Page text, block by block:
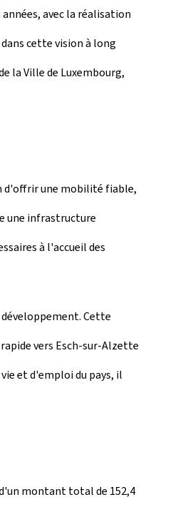
avec la réalisation
cette vision à long
la Ville de Luxembourg,
d'offrir une mobilité fiable,
une infrastructure
à l'accueil des
développement. Cette
vers Esch-sur-Alzette
et d'emploi du pays, il
montant total de 152,4